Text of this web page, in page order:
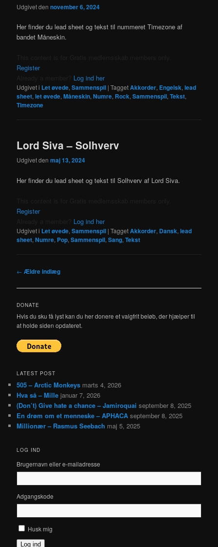
Udgivet dennovember 6, 2024
Her finder du lead sheet og tekst til nummeret Timezone af
bandet Måneskin.
Register
Log ind her
Udgivet i Let øvede,Sammenspil |TaggetAkkorder, Engelsk,lead
sheet,let øvede,Måneskin,Numre, Rock,Sammenspil,Tekst,
Timezone
Lord Siva – Solhverv
Udgivet denmaj 13, 2024
Her finder du lead sheet og tekst til Solhverv af Lord Siva.
Register
Log ind her
Udgivet i Let øvede,Sammenspil |TaggetAkkorder, Dansk,lead
sheet,Numre, Pop,Sammenspil,Sang,Tekst
Indlægsnavigation
← Ældre indlæg
DONATE
Hvis du sku få lyst kan du her donere et valgfrit beløb, der hjælper til
at holde siden opdateret.
LATEST POST
505 – Arctic Monkeys marts 4, 2026
Hva så – Mille januar 7, 2026
(Don’t) Give hate a chance – Jamiroquai september 8, 2025
En drøm om et menneske – APHACA september 8, 2025
Millionær – Rasmus Seebach maj 5, 2025
LOG IND
Brugernavn eller e-mailadresse
Adgangskode
Husk mig
Log ind